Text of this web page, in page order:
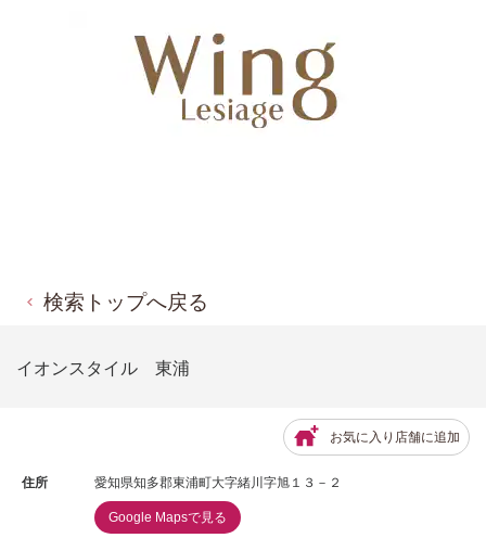
検索トップへ戻る
イオンスタイル 東浦
お気に入り店舗に追加
住所 愛知県知多郡東浦町大字緒川字旭１３－２
Google Mapsで見る